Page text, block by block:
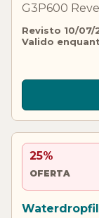
G3P600
Revisto 10/07/
Valido
25%
OFERTA